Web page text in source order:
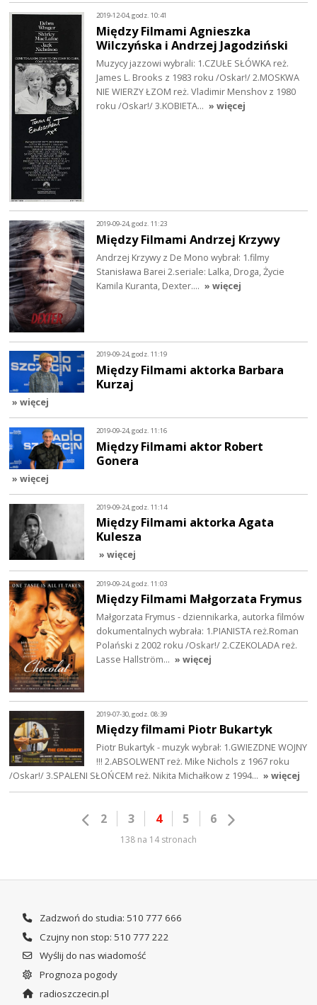
2019-12-04, godz. 10:41
Między Filmami Agnieszka
Wilczyńska i Andrzej Jagodziński
Muzycy jazzowi wybrali: 1.CZUŁE SŁÓWKA reż.
James L. Brooks z 1983 roku /Oskar!/ 2.MOSKWA
NIE WIERZY ŁZOM reż. Vladimir Menshov z 1980
roku /Oskar!/ 3.KOBIETA… » więcej
2019-09-24, godz. 11:23
Między Filmami Andrzej Krzywy
Andrzej Krzywy z De Mono wybrał: 1.filmy
Stanisława Barei 2.seriale: Lalka, Droga, Życie
Kamila Kuranta, Dexter.... » więcej
2019-09-24, godz. 11:19
Między Filmami aktorka Barbara
Kurzaj
» więcej
2019-09-24, godz. 11:16
Między Filmami aktor Robert
Gonera
» więcej
2019-09-24, godz. 11:14
Między Filmami aktorka Agata
Kulesza
» więcej
2019-09-24, godz. 11:03
Między Filmami Małgorzata Frymus
Małgorzata Frymus - dziennikarka, autorka filmów
dokumentalnych wybrała: 1.PIANISTA reż.Roman
Polański z 2002 roku /Oskar!/ 2.CZEKOLADA reż.
Lasse Hallström… » więcej
2019-07-30, godz. 08:39
Między filmami Piotr Bukartyk
Piotr Bukartyk - muzyk wybrał: 1.GWIEZDNE WOJNY
!!! 2.ABSOLWENT reż. Mike Nichols z 1967 roku
/Oskar!/ 3.SPALENI SŁOŃCEM reż. Nikita Michałkow z 1994… » więcej
2 3 4 5 6
138 na 14 stronach
Zadzwoń do studia: 510 777 666
Czujny non stop: 510 777 222
Wyślij do nas wiadomość
Prognoza pogody
radioszczecin.pl